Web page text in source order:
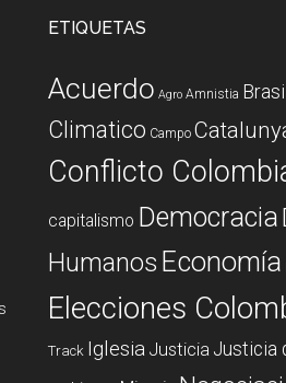
ETIQUETAS
Acuerdo Agro Amnistia
Climatico Campo
Conflicto
capitalismo Democracia
Humanos Economía
Elecciones
Track Iglesia Justicia Justicia